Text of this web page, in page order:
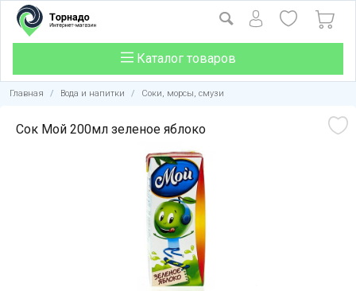
Каталог товаров
Главная / Вода и напитки / Соки, морсы, смузи
Сок Мой 200мл зеленое яблоко